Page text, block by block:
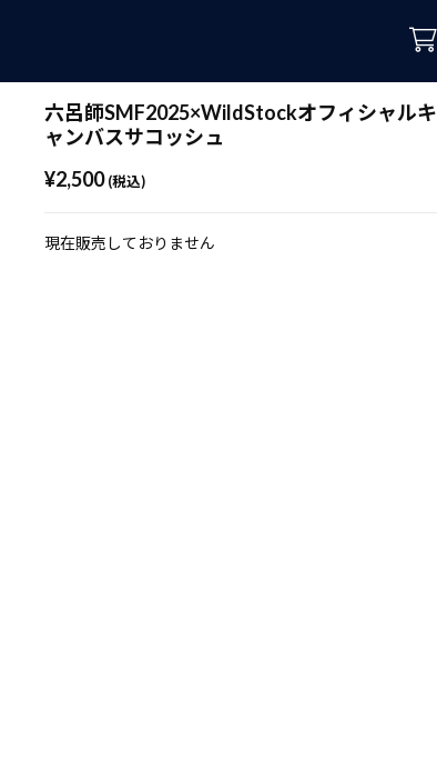
六呂師SMF2025×WildStockオフィシャルキ
ャンバスサコッシュ
¥2,500 (税込)
現在販売しておりません